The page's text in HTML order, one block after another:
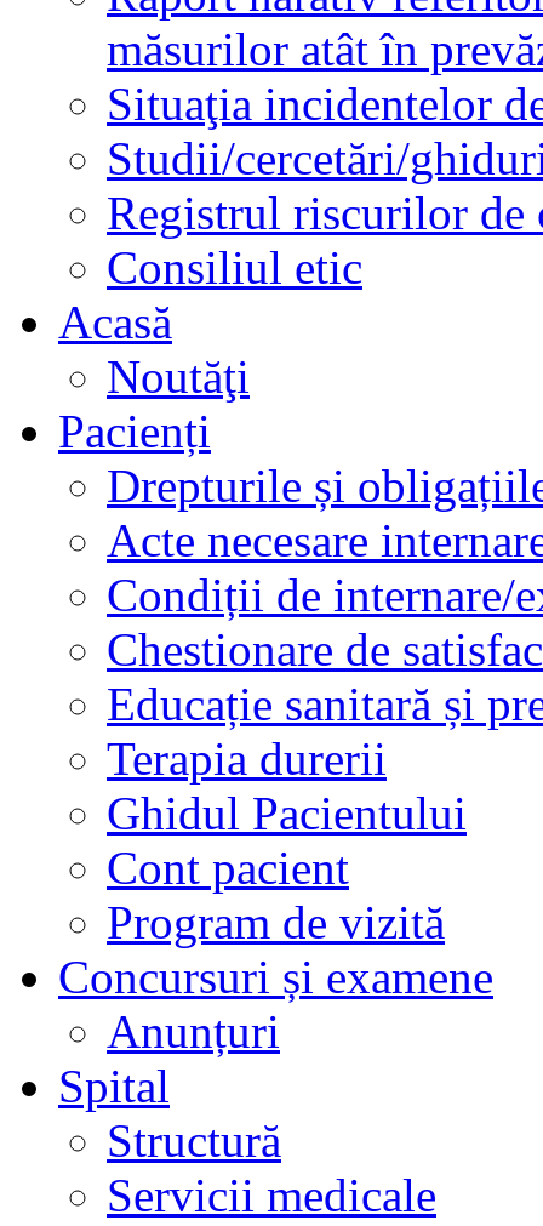
măsurilor atât în
Situaţia incidentelor
Studii/cercetări/
Registrul riscurilor de
Consiliul etic
Acasă
Noutăţi
Pacienți
Drepturile și
Acte necesare
Condiții de internare/
Chestionare de
Educație sanitară și
Terapia durerii
Ghidul Pacientului
Cont pacient
Program de vizită
Concursuri și examene
Anunțuri
Spital
Structură
Servicii medicale